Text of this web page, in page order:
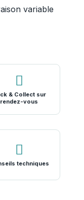
variable
& Collect sur
rendez-vous
techniques